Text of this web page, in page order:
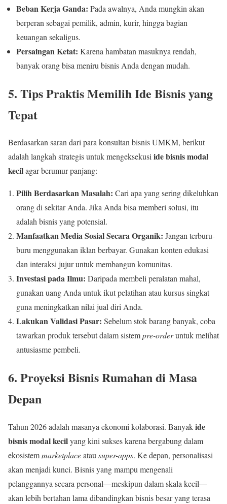
Beban Kerja Ganda: Pada awalnya, Anda mungkin akan
berperan sebagai pemilik, admin, kurir, hingga bagian
keuangan sekaligus.
Persaingan Ketat: Karena hambatan masuknya rendah,
banyak orang bisa meniru bisnis Anda dengan mudah.
5. Tips Praktis Memilih Ide Bisnis yang
Tepat
Berdasarkan saran dari para konsultan bisnis UMKM, berikut
adalah langkah strategis untuk mengeksekusiide bisnis modal
kecilagar berumur panjang:
Pilih Berdasarkan Masalah: Cari apa yang sering dikeluhkan
orang di sekitar Anda. Jika Anda bisa memberi solusi, itu
adalah bisnis yang potensial.
Manfaatkan Media Sosial Secara Organik: Jangan terburu-
buru menggunakan iklan berbayar. Gunakan konten edukasi
dan interaksi jujur untuk membangun komunitas.
Investasi pada Ilmu: Daripada membeli peralatan mahal,
gunakan uang Anda untuk ikut pelatihan atau kursus singkat
guna meningkatkan nilai jual diri Anda.
Lakukan Validasi Pasar: Sebelum stok barang banyak, coba
tawarkan produk tersebut dalam sistempre-orderuntuk melihat
antusiasme pembeli.
6. Proyeksi Bisnis Rumahan di Masa
Depan
Tahun 2026 adalah masanya ekonomi kolaborasi. Banyakide
bisnis modal kecilyang kini sukses karena bergabung dalam
ekosistemmarketplaceatausuper-apps. Ke depan, personalisasi
akan menjadi kunci. Bisnis yang mampu mengenali
pelanggannya secara personal—meskipun dalam skala kecil—
akan lebih bertahan lama dibandingkan bisnis besar yang terasa